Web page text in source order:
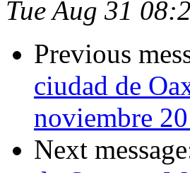
Tue Aug 31
Previous
ciudad de
noviembre
Next